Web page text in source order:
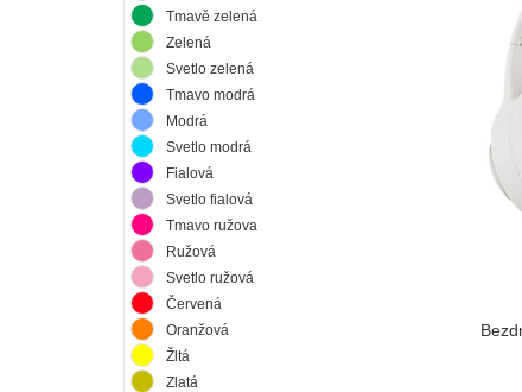
Tmavě zelená
Zelená
Svetlo zelená
Tmavo modrá
Modrá
Svetlo modrá
Fialová
Svetlo fialová
Tmavo ružova
Ružová
Svetlo ružová
Červená
Oranžová
Žltá
Zlatá